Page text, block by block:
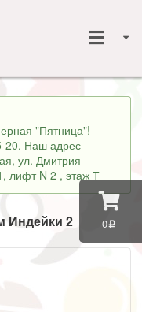
0
"Пятница"!
20. Наш адрес -
ул. Дмитрия
лифт N 2 , этаж Т
Индейки 2